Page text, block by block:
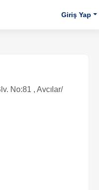
Giriş Yap
No:81 , Avcılar/